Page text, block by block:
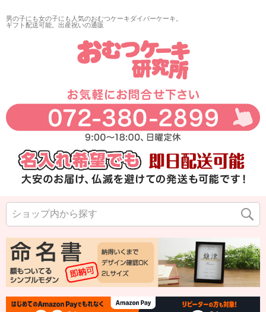
男の子にも女の子にも人気のおむつケーキダイパーケーキ。
ギフト配送可能。出産祝いの通販